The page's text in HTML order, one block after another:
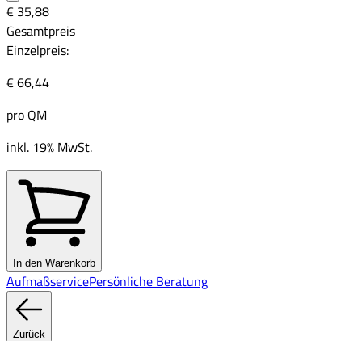
€ 35,88
Gesamtpreis
Einzelpreis:
€ 66,44
pro QM
inkl. 19% MwSt.
In den Warenkorb
AufmaßservicePersönliche Beratung
Zurück